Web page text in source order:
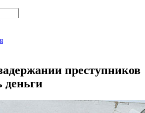
преступников
деньги